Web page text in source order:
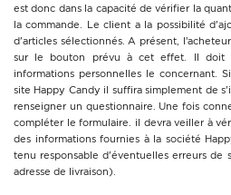
est donc dans la capacité de vérifier la
la commande. Le client a la possibilité
d'articles sélectionnés. A présent,
sur le bouton prévu à cet effet. Il doit
informations personnelles le concernant.
site Happy Candy il suffira simplement de
renseigner un questionnaire. Une fois
compléter le formulaire. iI devra veiller à
des informations fournies à la société
tenu responsable d'éventuelles erreurs de
adresse de livraison).